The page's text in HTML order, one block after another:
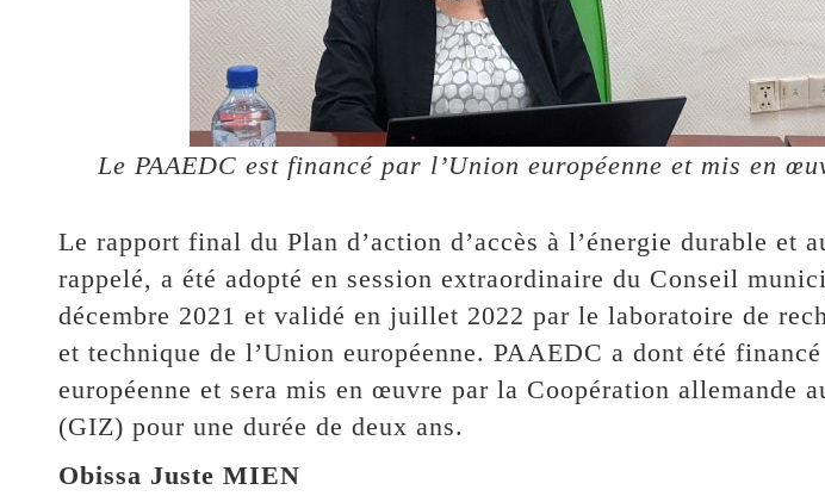
Le PAAEDC est financé par l’Union européenne et mis en
Le rapport final du Plan d’action d’accès à l’énergie durable et
rappelé, a été adopté en session extraordinaire du Conseil
décembre 2021 et validé en juillet 2022 par le laboratoire de
et technique de l’Union européenne. PAAEDC a dont été
européenne et sera mis en œuvre par la Coopération allemande
(GIZ) pour une durée de deux ans.
Obissa Juste MIEN